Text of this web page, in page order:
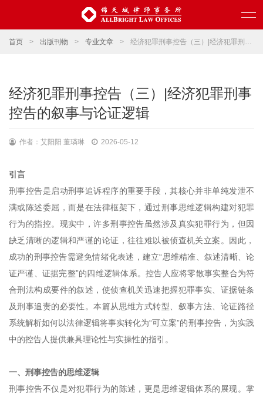
首页 > 出版刊物 > 专业文章 > 经济犯罪刑事控告（三）|经济犯罪刑事控告的叙事与论证逻辑
经济犯罪刑事控告（三）|经济犯罪刑事
控告的叙事与论证逻辑
作者：艾阳阳 董璘琳 2026-05-12
引言
刑事控告是启动刑事追诉程序的重要手段，其核心并非单纯发泄不
满或陈述委屈，而是在法律框架下，通过刑事思维逻辑构建对犯罪
行为的指控。现实中，许多刑事控告虽然涉及真实犯罪行为，但因
缺乏清晰的逻辑和严谨的论证，往往难以被侦查机关立案。因此，
成功的刑事控告需避免情绪化表述，建立“思维精准、叙述清晰、论
证严谨、证据完整”的四维逻辑体系。控告人应将零散事实整合为符
合刑法构成要件的叙述，使侦查机关迅速把握犯罪事实、证据链条
及刑事追责的必要性。本篇从思维方式转型、叙事方法、论证路径
系统解析如何以法律逻辑将事实转化为“可立案”的刑事控告，为实践
中的控告人提供兼具理论性与实操性的指引。
一、刑事控告的思维逻辑
刑事控告不仅是对犯罪行为的陈述，更是思维逻辑体系的展现。掌